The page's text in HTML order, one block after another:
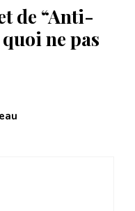
de “Anti-
ne pas